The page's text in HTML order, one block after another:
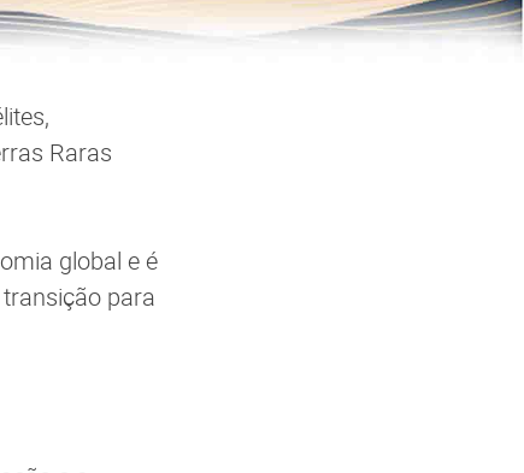
Raras
global e é
para